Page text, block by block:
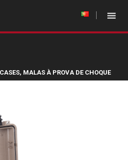
MALAS À PROVA DE CHOQUE